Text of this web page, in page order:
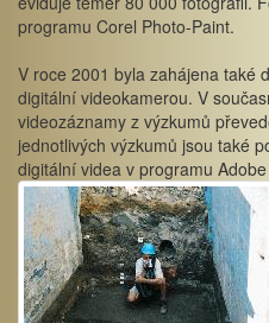
programu Corel Photo-Paint.
V roce 2001 byla zahájena také
digitální videokamerou. V
videozáznamy z výzkumů
jednotlivých výzkumů jsou také
digitální videa v programu